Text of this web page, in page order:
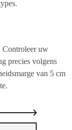
Controleer uw
precies volgens
van 5 cm